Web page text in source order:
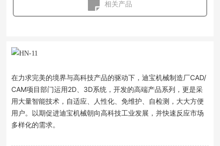
在力求完美的境界与高科技产品的驱动下，迪宝机械制造厂CAD/
CAM项目部门运用2D、3D系统，开发的高端产品系列，更是采
用大量智能技术，自适应、人性化、免维护、自检测，大大方便
用户。以期促进迪宝机械朝向高科技工业发展，并快速反应市场
多样化的需求。
相关产品